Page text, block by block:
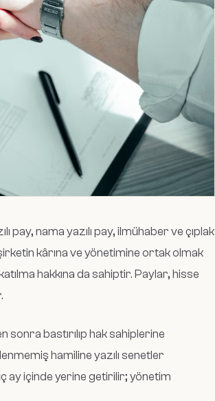
pay, nama yazılı pay, ilmühaber ve çıplak
kârına ve yönetimine ortak olmak
hakkına da sahiptir. Paylar, hisse
sonra bastırılıp hak sahiplerine
hamiline yazılı senetler
ay içinde yerine getirilir; yönetim